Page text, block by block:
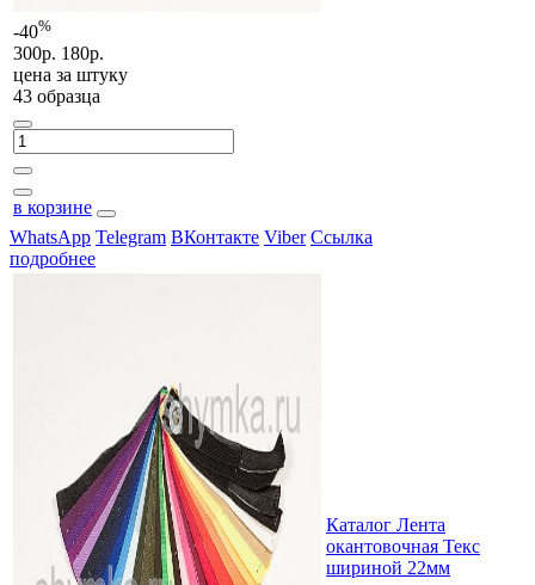
-40%
300р. 180р.
цена за штуку
43 образца
в корзине
WhatsApp Telegram ВКонтакте Viber Ссылка
подробнее
Каталог Лента
окантовочная Текс
шириной 22мм